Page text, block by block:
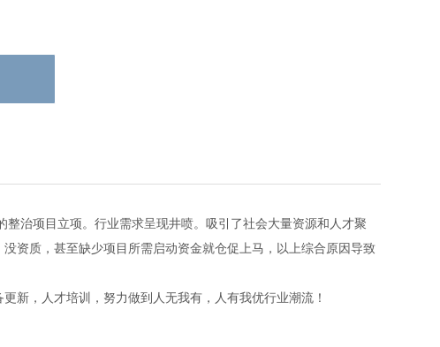
治项目立项。行业需求呈现井喷。吸引了社会大量资源和人才聚
资质，甚至缺少项目所需启动资金就仓促上马，以上综合原因导致
新，人才培训，努力做到人无我有，人有我优行业潮流！